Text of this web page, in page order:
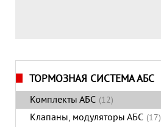
ТОРМОЗНАЯ СИСТЕМА АБС
Комплекты АБС (12)
Клапаны, модуляторы АБС (17)